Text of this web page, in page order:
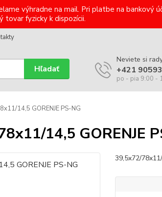
výhradne na mail. Pri platbe na bankový
tovar fyzicky k dispozícii.
Hľadať
Neviete si
+421
po - pia 9:00 -
14,5 GORENJE PS-NG
14,5 GORENJE
39,5x72/